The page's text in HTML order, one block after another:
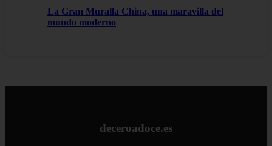
La Gran Muralla China, una maravilla del
mundo moderno
deceroadoce.es